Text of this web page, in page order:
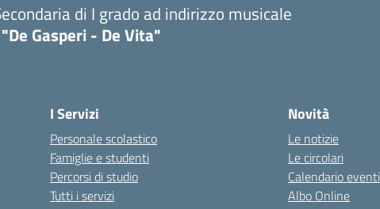
di I grado ad indirizzo musicale
Gasperi - De Vita"
I Servizi
Personale scolastico
Famiglie e studenti
Percorsi di studio
Tutti i servizi
Novità
Le notizie
Le circolari
Calendario eventi
Albo Online